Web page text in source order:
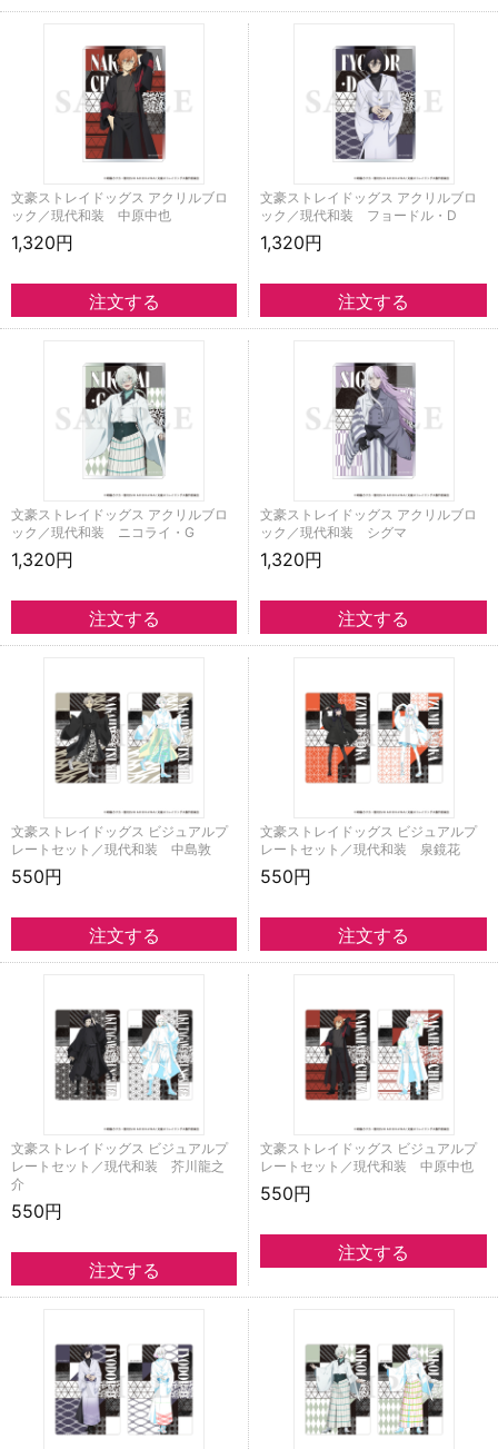
文豪ストレイドッグス アクリルブロ
ック／現代和装 中原中也
1,320円
文豪ストレイドッグス アクリルブロ
ック／現代和装 フョードル・D
1,320円
文豪ストレイドッグス アクリルブロ
ック／現代和装 ニコライ・G
1,320円
文豪ストレイドッグス アクリルブロ
ック／現代和装 シグマ
1,320円
文豪ストレイドッグス ビジュアルプ
レートセット／現代和装 中島敦
550円
文豪ストレイドッグス ビジュアルプ
レートセット／現代和装 泉鏡花
550円
文豪ストレイドッグス ビジュアルプ
レートセット／現代和装 芥川龍之
介
550円
文豪ストレイドッグス ビジュアルプ
レートセット／現代和装 中原中也
550円